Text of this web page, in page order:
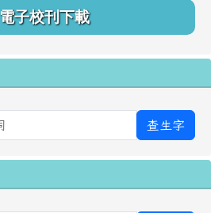
電子校刊下載
查生字